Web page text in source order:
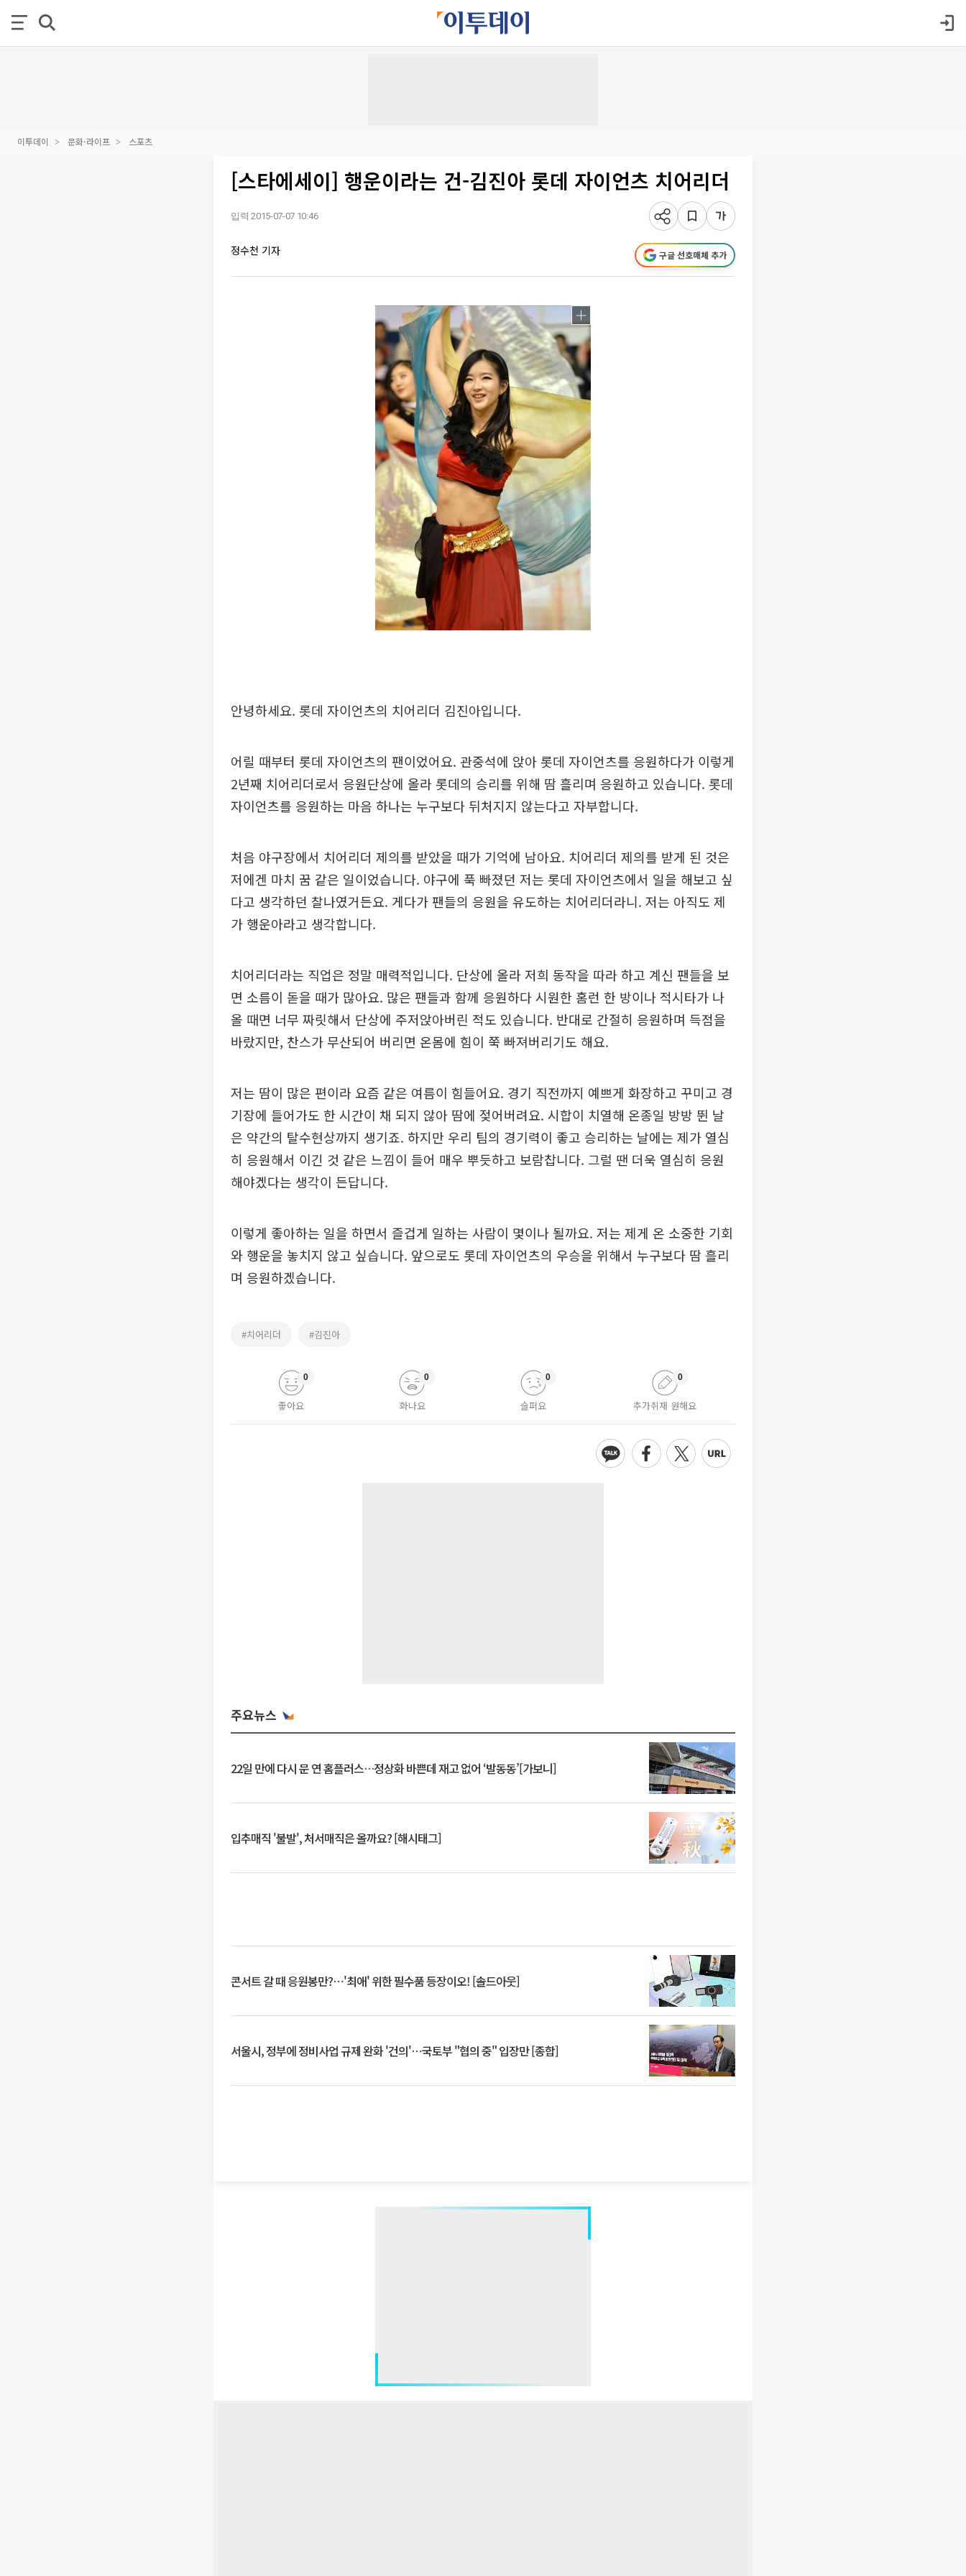
이투데이 문화·라이프 스포츠
[스타에세이] 행운이라는 건-김진아 롯데 자이언츠 치어리더
입력 2015-07-07 10:46
정수천 기자 구글 선호매체 추가
안녕하세요. 롯데 자이언츠의 치어리더 김진아입니다.
어릴 때부터 롯데 자이언츠의 팬이었어요. 관중석에 앉아 롯데 자이언츠를 응원하다가 이렇게
2년째 치어리더로서 응원단상에 올라 롯데의 승리를 위해 땀 흘리며 응원하고 있습니다. 롯데
자이언츠를 응원하는 마음 하나는 누구보다 뒤처지지 않는다고 자부합니다.
처음 야구장에서 치어리더 제의를 받았을 때가 기억에 남아요. 치어리더 제의를 받게 된 것은
저에겐 마치 꿈 같은 일이었습니다. 야구에 푹 빠졌던 저는 롯데 자이언츠에서 일을 해보고 싶
다고 생각하던 찰나였거든요. 게다가 팬들의 응원을 유도하는 치어리더라니. 저는 아직도 제
가 행운아라고 생각합니다.
치어리더라는 직업은 정말 매력적입니다. 단상에 올라 저희 동작을 따라 하고 계신 팬들을 보
면 소름이 돋을 때가 많아요. 많은 팬들과 함께 응원하다 시원한 홈런 한 방이나 적시타가 나
올 때면 너무 짜릿해서 단상에 주저앉아버린 적도 있습니다. 반대로 간절히 응원하며 득점을
바랐지만, 찬스가 무산되어 버리면 온몸에 힘이 쭉 빠져버리기도 해요.
저는 땀이 많은 편이라 요즘 같은 여름이 힘들어요. 경기 직전까지 예쁘게 화장하고 꾸미고 경
기장에 들어가도 한 시간이 채 되지 않아 땀에 젖어버려요. 시합이 치열해 온종일 방방 뛴 날
은 약간의 탈수현상까지 생기죠. 하지만 우리 팀의 경기력이 좋고 승리하는 날에는 제가 열심
히 응원해서 이긴 것 같은 느낌이 들어 매우 뿌듯하고 보람찹니다. 그럴 땐 더욱 열심히 응원
해야겠다는 생각이 든답니다.
이렇게 좋아하는 일을 하면서 즐겁게 일하는 사람이 몇이나 될까요. 저는 제게 온 소중한 기회
와 행운을 놓치지 않고 싶습니다. 앞으로도 롯데 자이언츠의 우승을 위해서 누구보다 땀 흘리
며 응원하겠습니다.
#치어리더 #김진아
좋아요
0
화나요
0
슬퍼요
0
추가취재 원해요
0
주요뉴스
22일 만에 다시 문 연 홈플러스…정상화 바쁜데 재고 없어 ‘발동동’[가보니]
입추매직 '불발', 처서매직은 올까요? [해시태그]
콘서트 갈 때 응원봉만?⋯'최애' 위한 필수품 등장이오! [솔드아웃]
서울시, 정부에 정비사업 규제 완화 '건의'⋯국토부 "협의 중" 입장만 [종합]